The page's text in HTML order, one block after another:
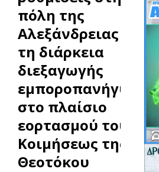
πόλη της
Αλεξάνδρειας κατά
τη διάρκεια
διεξαγωγής
εμποροπανήγυρης,
στο πλαίσιο
εορτασμού του Ι.Ν.
Κοιμήσεως της
Θεοτόκου